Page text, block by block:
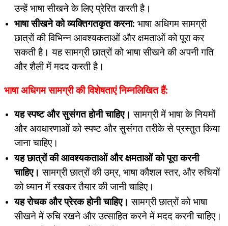
उन्हें भाषा सीखने के लिए प्रेरित करती है।
भाषा सीखने को व्यक्तिगतकृत करना: भाषा अधिगम सामग्री
छात्रों की विभिन्न आवश्यकताओं और क्षमताओं को पूरा कर
सकती है। यह सामग्री छात्रों को भाषा सीखने की अपनी गति
और शैली में मदद करती है।
भाषा अधिगम सामग्री की विशेषताएं निम्नलिखित हैं:
यह स्पष्ट और सुसंगत होनी चाहिए। सामग्री में भाषा के नियमों
और अवधारणाओं को स्पष्ट और सुसंगत तरीके से प्रस्तुत किया
जाना चाहिए।
यह छात्रों की आवश्यकताओं और क्षमताओं को पूरा करनी
चाहिए। सामग्री छात्रों की उम्र, भाषा कौशल स्तर, और रुचियों
को ध्यान में रखकर तैयार की जानी चाहिए।
यह रोचक और प्रेरक होनी चाहिए। सामग्री छात्रों को भाषा
सीखने में रुचि रखने और उत्साहित करने में मदद करनी चाहिए।